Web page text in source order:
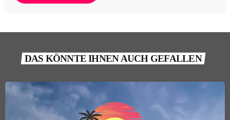
DAS KÖNNTE IHNEN AUCH GEFALLEN